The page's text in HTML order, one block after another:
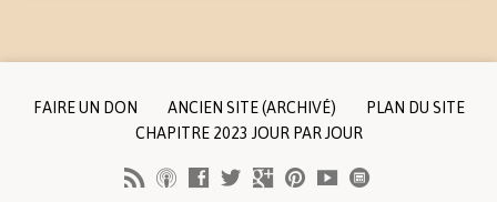
FAIRE UN DON ANCIEN SITE (ARCHIVÉ)
PLAN DU SITE
CHAPITRE 2023 JOUR PAR JOUR